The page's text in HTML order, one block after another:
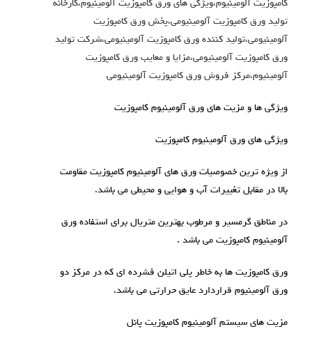
کامپوزیت آلومینیوم،ویژگی های ورق کامپوزیت آلومینیوم،کارخانه
تولید ورق کامپوزیت آلومینیومی،پخش ورق کامپوزیت
آلومینیومی،تولید کننده ورق کامپوزیت آلومینیومی،شرکت تولید
ورق کامپوزیت آلومینیومی،مزایا و معایب ورق کامپوزیت
آلومینیوم،مرکز فروش ورق کامپوزیت آلومینیومی
ویژگی ها و مزيت های ورق آلومینیوم کامپوزیت
ویژگی های ورق آلومینیوم کامپوزیت
از ویژه ترین خصوصیات ورق های آلومینیوم کامپوزیت مقاومت
بالا در مقابل تغییرات آب و هوایی و محیطی می باشد.
در مناطق گرمسیر و مرطوب بهترین متریال برای استفاده ورق
آلومينيوم کامپوزیت می باشد .
ورق کامپوزیت ها به خاطر پلی اتیلن فشرده ای که در مرکز دو
ورق آلومینیوم قراردارد عایق حرارتی می باشد.
مزيت های سيستم آلومينيوم کامپوزيت پانل